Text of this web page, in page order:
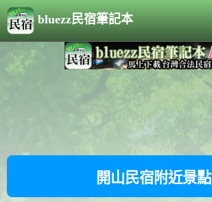
bluezz民宿筆記本
開山民宿附近景點